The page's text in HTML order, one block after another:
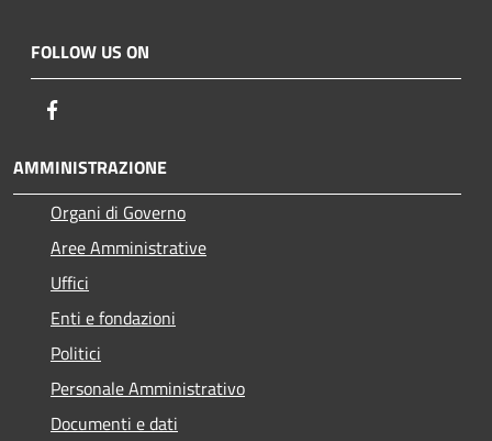
FOLLOW US ON
AMMINISTRAZIONE
Organi di Governo
Aree Amministrative
Uffici
Enti e fondazioni
Politici
Personale Amministrativo
Documenti e dati